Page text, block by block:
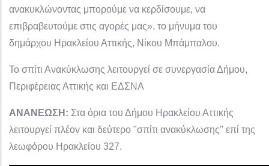
ανακυκλώνοντας μπορούμε να κερδίσουμε, να
επιβραβευτούμε στις αγορές μας», το μήνυμα του
δημάρχου Ηρακλείου Αττικής, Νίκου Μπάμπαλου.
Το σπίτι Ανακύκλωσης λειτουργεί σε συνεργασία Δήμου,
Περιφέρειας Αττικής και ΕΔΣΝΑ
ΑΝΑΝΕΩΣΗ: Στα όρια του Δήμου Ηρακλείου Αττικής
λειτουργεί πλέον και δεύτερο "σπίτι ανακύκλωσης" επί της
λεωφόρου Ηρακλείου 327.